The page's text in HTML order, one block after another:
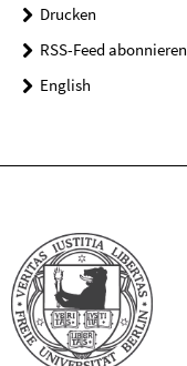
Drucken
RSS-Feed abonnieren
English